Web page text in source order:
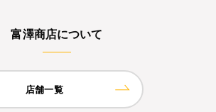
富澤商店について
店舗一覧